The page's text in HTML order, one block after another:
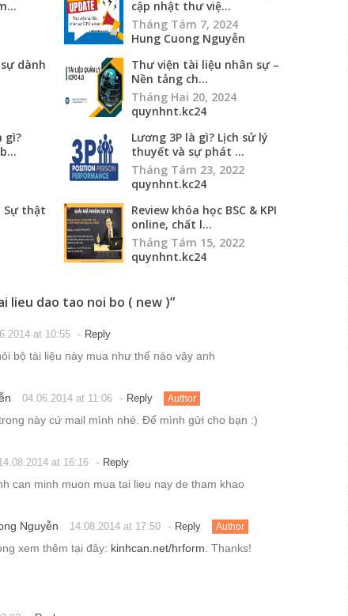
Tháng Tám 23, 2022
quynhnt.kc24
Sự thật
Review khóa học BSC & KPI
online, chất l...
Tháng Tám 15, 2022
quynhnt.kc24
lieu dao tao noi bo ( new ) ”
at 10:55 - Reply
bộ tài liệu này mua như thế nào vậy anh
04.06.2014 at 11:06 - Reply Author
này cứ mail mình nhé. Để mình gửi cho bạn :)
at 16:16 - Reply
Nguyễn 14.08.2014 at 17:50 Reply
- Reply
anh nhưng mà hình như là ở Hà Nội. Em làm bên Sale
Sự vì em dễ “chơi” theo ý kiến mọi người. Những kiến thức
người như em. Chắc em chỉ có thể xin email của anh về nội
. Chân thành cảm ơn anh Kính Cận.